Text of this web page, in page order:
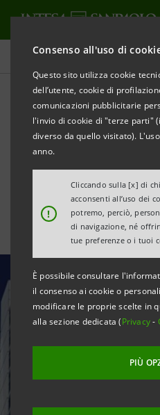
Consenso all'uso di
Questo sito utilizza cookie
dell’utente, cookie di
comunicazioni pubblicitarie
l'invio di cookie di "terze parti"
diverso da quello visitato).
anno.
!
Cliccando sulla [x] di
acconsenti all’uso dei
potremo, perciò,
di navigazione, né
tue preferenze o i tuoi
È possibile consultare
il consenso ai cookie o
modificare le proprie scelte in
alla sezione dedicata (Privacy-
PIÙ
Tutte le news
Intesa
“Financial
Italian